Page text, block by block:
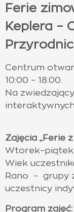
Ferie
Keplera –
Centrum
10:00 – 18:00.
Na
interaktywnych.
Zajęcia „Ferie
Wtorek–piątek,
Wiek
Rano – grupy
uczestnicy
Program zajęć: